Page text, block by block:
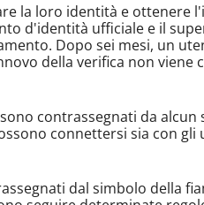
la loro identità e ottenere
d'identità ufficiale e il
Dopo sei mesi, un
della verifica non
contrassegnati da
connettersi sia con
dal simbolo della